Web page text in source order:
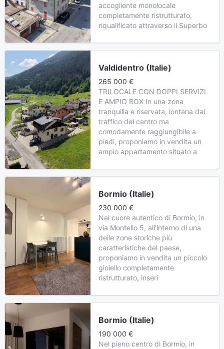
accogliente monolocale
completamente ristrutturato,
riqualificato attraverso il Superbo
Valdidentro (Italie)
265 000 €
TRILOCALE CON DOPPI SERVIZI
E AMPIO BOX In una zona
tranquilla e riservata, lontana dal
traffico del centro ma
comodamente raggiungibile a
piedi, proponiamo in vendita un
ampio appartamento situato a
Bormio (Italie)
230 000 €
Nel cuore autentico di Bormio, in
via Montello 5, all’interno di una
delle zone storiche più
caratteristiche del paese,
proponiamo in vendita un piccolo
gioiello completamente
ristrutturato, inseri
Bormio (Italie)
190 000 €
Nel pieno centro di Bormio, in